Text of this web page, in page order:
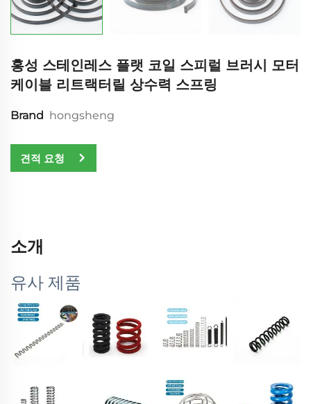
홍성 스테인레스 플랫 코일 스피럴 브러시 모터
케이블 리트랙터릴 상수력 스프링
Brand hongsheng
견적 요청
소개
유사 제품